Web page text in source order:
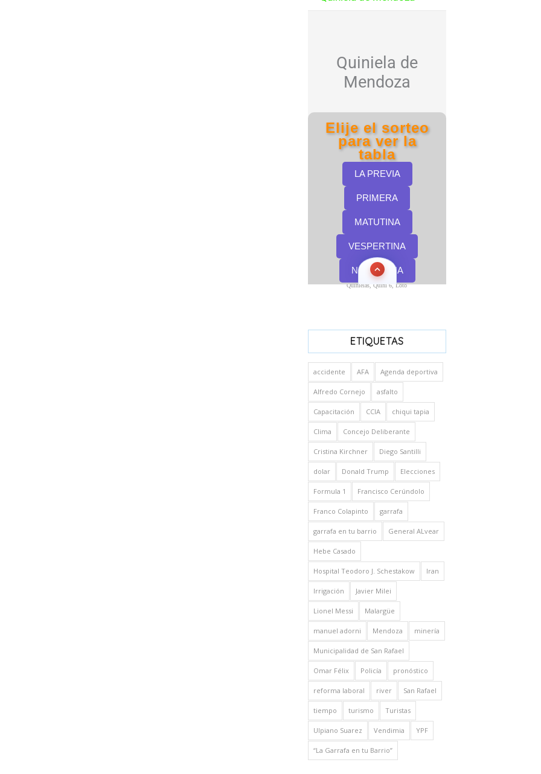
Quinielas, Quini 6, Loto
ETIQUETAS
accidente AFA Agenda deportiva
Alfredo Cornejo asfalto
Capacitación CCIA chiqui tapia
Clima Concejo Deliberante
Cristina Kirchner Diego Santilli
dolar Donald Trump Elecciones
Formula 1 Francisco Cerúndolo
Franco Colapinto garrafa
garrafa en tu barrio General ALvear
Hebe Casado
Hospital Teodoro J. Schestakow Iran
Irrigación Javier Milei
Lionel Messi Malargüe
manuel adorni Mendoza minería
Municipalidad de San Rafael
Omar Félix Policía pronóstico
reforma laboral river San Rafael
tiempo turismo Turistas
Ulpiano Suarez Vendimia YPF
“La Garrafa en tu Barrio”